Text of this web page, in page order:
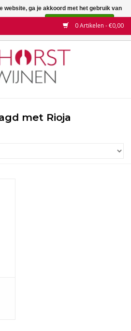
0 Artikelen - €0,00
met Rioja
website, ga je akkoord met het gebruik van